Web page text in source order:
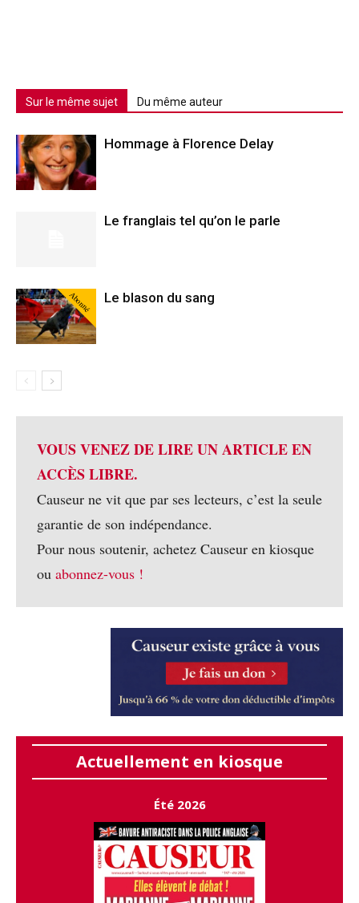
Sur le même sujet Du même auteur
Hommage à Florence Delay
Le franglais tel qu’on le parle
Abonné Le blason du sang
VOUS VENEZ DE LIRE UN ARTICLE EN
ACCÈS LIBRE.
Causeur ne vit que par ses lecteurs, c’est la seule
garantie de son indépendance.
Pour nous soutenir, achetez Causeur en kiosque
ou abonnez-vous !
Actuellement en kiosque
Été 2026